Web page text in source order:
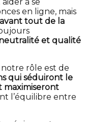
à se
en ligne, mais
tout de la
et qualité
rôle est de
qui séduiront le
maximiseront
l’équilibre entre